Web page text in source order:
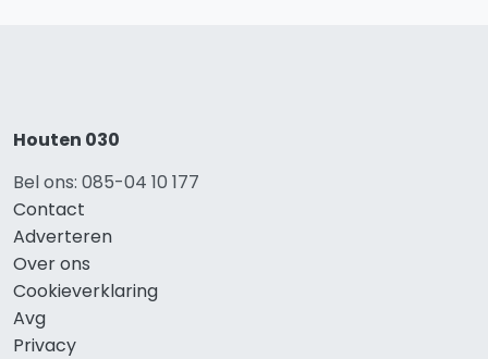
Houten 030
Bel ons: 085-04 10 177
Contact
Adverteren
Over ons
Cookieverklaring
Avg
Privacy